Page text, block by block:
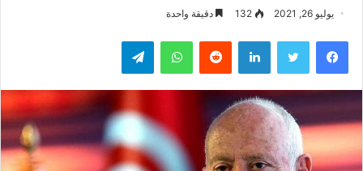
يوليو 26, 2021 132 دقيقة واحدة
فيسبوك تويتر لينكدإن واتساب تيلقرام